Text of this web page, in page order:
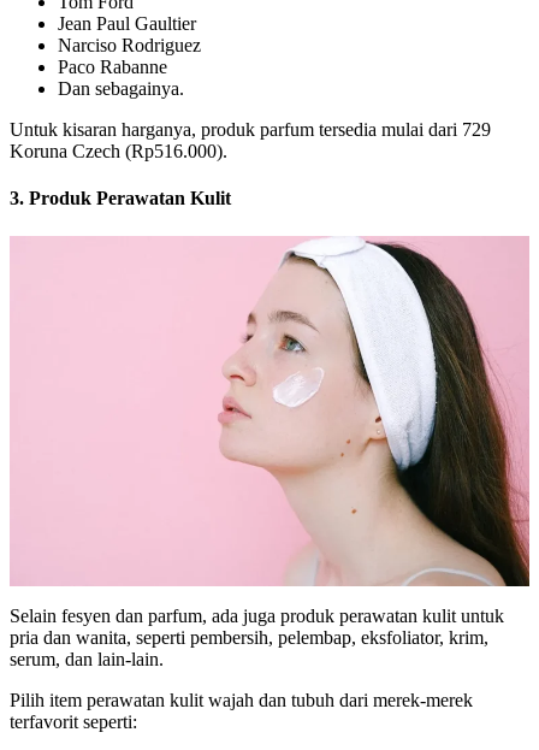
Jean Paul Gaultier
Narciso Rodriguez
Paco Rabanne
Dan sebagainya.
Untuk kisaran harganya, produk parfum tersedia mulai dari 729
Koruna Czech (Rp516.000).
3. Produk Perawatan Kulit
Selain fesyen dan parfum, ada juga produk perawatan kulit untuk
pria dan wanita, seperti pembersih, pelembap, eksfoliator, krim,
serum, dan lain-lain.
Pilih item perawatan kulit wajah dan tubuh dari merek-merek
terfavorit seperti: